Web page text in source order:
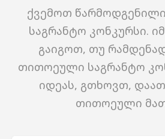
ქვემოთ
საგრანტო კონკურსი.
გაიგოთ, თუ
თითოეული საგრანტო
იდეას, გთხოვთ,
თითოეული